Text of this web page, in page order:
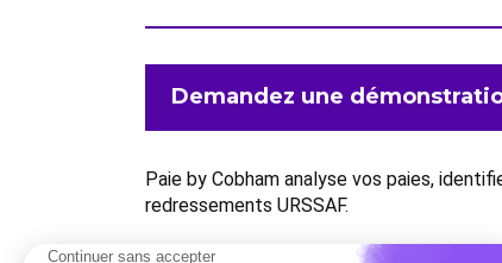
Demandez une
Paie by Cobham analyse vos paies,
redressements URSSAF.